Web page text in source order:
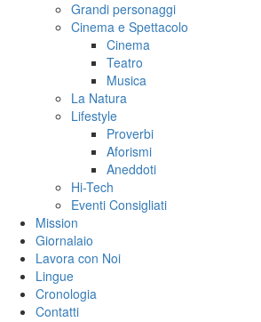
Grandi personaggi
Cinema e Spettacolo
Cinema
Teatro
Musica
La Natura
Lifestyle
Proverbi
Aforismi
Aneddoti
Hi-Tech
Eventi Consigliati
Mission
Giornalaio
Lavora con Noi
Lingue
Cronologia
Contatti